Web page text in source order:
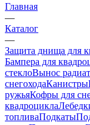
Главная
—
Каталог
—
Защита днища для
Бампера для
стеклоВынос
снегоходаКанистры
ружьяКофры для
квадроцикла
топливаПодкаты